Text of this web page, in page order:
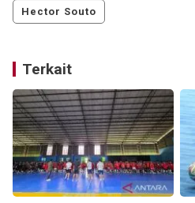
Hector Souto
Terkait